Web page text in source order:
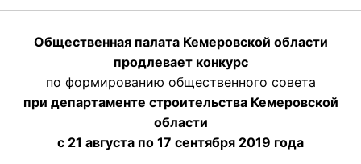
Общественная палата Кемеровской области
продлевает конкурс
по формированию общественного совета
при департаменте строительства Кемеровской
области
с 21 августа по 17 сентября 2019 года